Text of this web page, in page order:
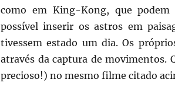
como em King-Kong, que
possível inserir os astros em
tivessem estado um dia. Os
através da captura de movimentos.
precioso!) no mesmo filme citado